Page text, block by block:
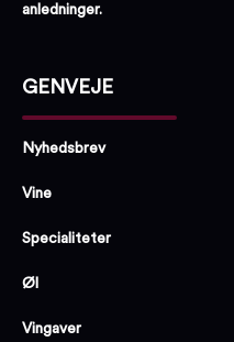
anledninger.
GENVEJE
Nyhedsbrev
Vine
Specialiteter
Øl
Vingaver